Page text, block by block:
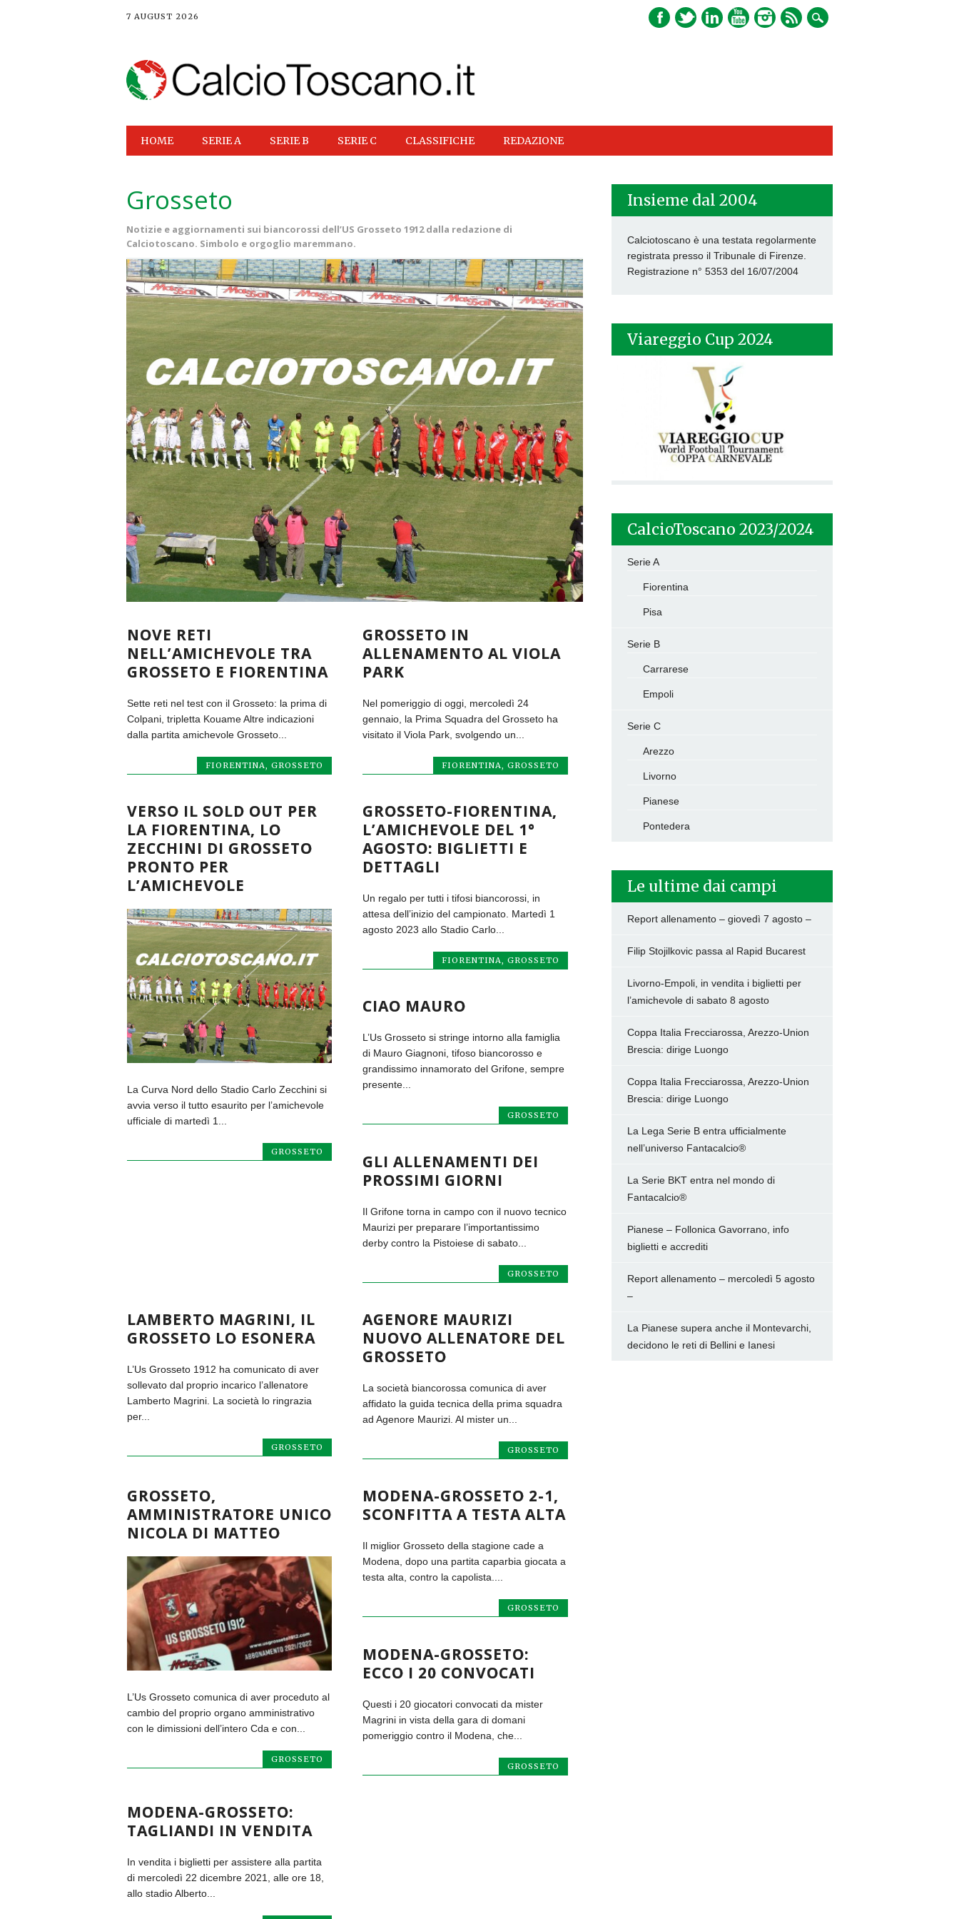
7 AUGUST 2026
Main menu
HOME SERIE A SERIE B SERIE C CLASSIFICHE REDAZIONE
Grosseto
Notizie e aggiornamenti sui biancorossi dell’US Grosseto 1912 dalla redazione di
Calciotoscano. Simbolo e orgoglio maremmano.
NOVE RETI
NELL’AMICHEVOLE TRA
GROSSETO E FIORENTINA
Sette reti nel test con il Grosseto: la prima di
Colpani, tripletta Kouame Altre indicazioni
dalla partita amichevole Grosseto...
FIORENTINA, GROSSETO
GROSSETO IN
ALLENAMENTO AL VIOLA
PARK
Nel pomeriggio di oggi, mercoledì 24
gennaio, la Prima Squadra del Grosseto ha
visitato il Viola Park, svolgendo un...
FIORENTINA, GROSSETO
VERSO IL SOLD OUT PER
LA FIORENTINA, LO
ZECCHINI DI GROSSETO
PRONTO PER
L’AMICHEVOLE
La Curva Nord dello Stadio Carlo Zecchini si
avvia verso il tutto esaurito per l’amichevole
ufficiale di martedì 1...
GROSSETO
GROSSETO-FIORENTINA,
L’AMICHEVOLE DEL 1°
AGOSTO: BIGLIETTI E
DETTAGLI
Un regalo per tutti i tifosi biancorossi, in
attesa dell’inizio del campionato. Martedì 1
agosto 2023 allo Stadio Carlo...
FIORENTINA, GROSSETO
CIAO MAURO
L’Us Grosseto si stringe intorno alla famiglia
di Mauro Giagnoni, tifoso biancorosso e
grandissimo innamorato del Grifone, sempre
presente...
GROSSETO
GLI ALLENAMENTI DEI
PROSSIMI GIORNI
Il Grifone torna in campo con il nuovo tecnico
Maurizi per preparare l’importantissimo
derby contro la Pistoiese di sabato...
GROSSETO
LAMBERTO MAGRINI, IL
GROSSETO LO ESONERA
L’Us Grosseto 1912 ha comunicato di aver
sollevato dal proprio incarico l’allenatore
Lamberto Magrini. La società lo ringrazia
per...
GROSSETO
AGENORE MAURIZI
NUOVO ALLENATORE DEL
GROSSETO
La società biancorossa comunica di aver
affidato la guida tecnica della prima squadra
ad Agenore Maurizi. Al mister un...
GROSSETO
GROSSETO,
AMMINISTRATORE UNICO
NICOLA DI MATTEO
L’Us Grosseto comunica di aver proceduto al
cambio del proprio organo amministrativo
con le dimissioni dell’intero Cda e con...
GROSSETO
MODENA-GROSSETO 2-1,
SCONFITTA A TESTA ALTA
Il miglior Grosseto della stagione cade a
Modena, dopo una partita caparbia giocata a
testa alta, contro la capolista....
GROSSETO
MODENA-GROSSETO:
ECCO I 20 CONVOCATI
Questi i 20 giocatori convocati da mister
Magrini in vista della gara di domani
pomeriggio contro il Modena, che...
GROSSETO
MODENA-GROSSETO:
TAGLIANDI IN VENDITA
In vendita i biglietti per assistere alla partita
di mercoledì 22 dicembre 2021, alle ore 18,
allo stadio Alberto...
Insieme dal 2004
Calciotoscano è una testata regolarmente
registrata presso il Tribunale di Firenze.
Registrazione n° 5353 del 16/07/2004
Viareggio Cup 2024
CalcioToscano 2023/2024
Serie A
Fiorentina
Pisa
Serie B
Carrarese
Empoli
Serie C
Arezzo
Livorno
Pianese
Pontedera
Le ultime dai campi
Report allenamento – giovedì 7 agosto –
Filip Stojilkovic passa al Rapid Bucarest
Livorno-Empoli, in vendita i biglietti per
l’amichevole di sabato 8 agosto
Coppa Italia Frecciarossa, Arezzo-Union
Brescia: dirige Luongo
Coppa Italia Frecciarossa, Arezzo-Union
Brescia: dirige Luongo
La Lega Serie B entra ufficialmente
nell’universo Fantacalcio®
La Serie BKT entra nel mondo di
Fantacalcio®
Pianese – Follonica Gavorrano, info
biglietti e accrediti
Report allenamento – mercoledì 5 agosto
–
La Pianese supera anche il Montevarchi,
decidono le reti di Bellini e Ianesi